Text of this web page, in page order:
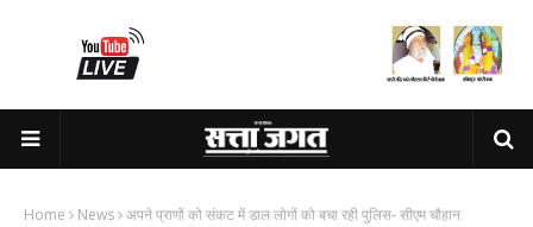
Home News अपने प्राणों को संकट में डाल लोगों को बचा रही पुलिस- सीएम चौहान